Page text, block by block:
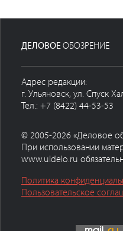
ДЕЛОВОЕОБОЗРЕНИЕ
Адрес редакции:
г. Ульяновск, ул. Спуск
Тел.: +7 (8422) 44-53-53
© 2005-2026 «Деловое
При использовании
www.uldelo.ru
Политика
Пользовательское